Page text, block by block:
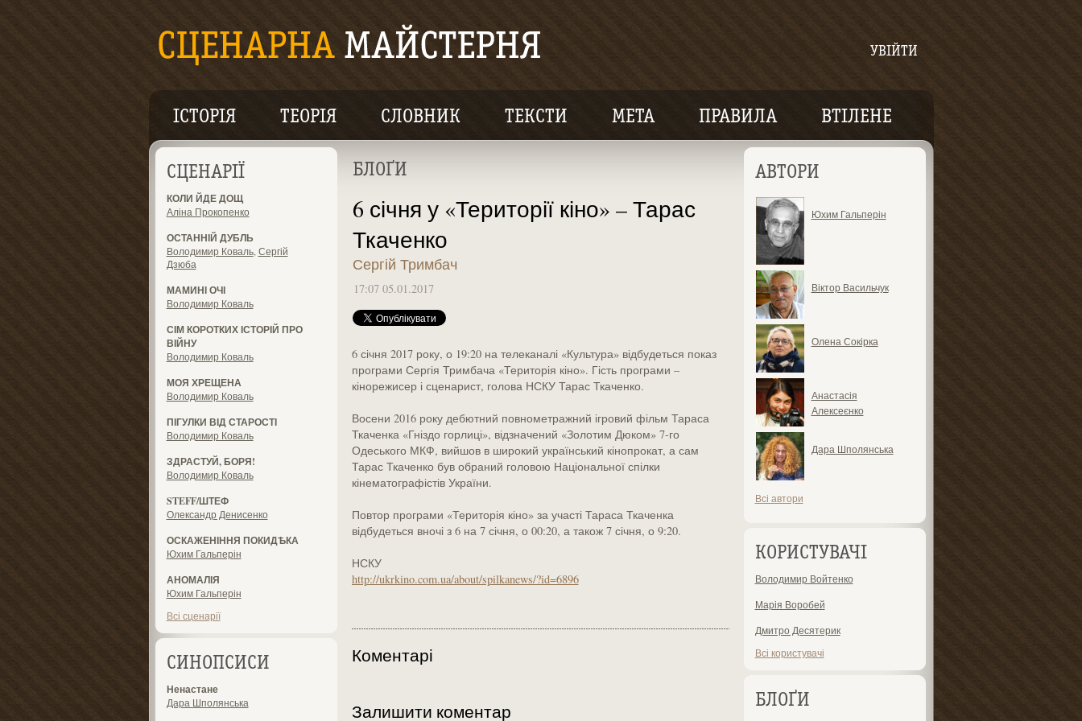
УВІЙТИ
ІСТОРІЯ ТЕОРІЯ СЛОВНИК ТЕКСТИ МЕТА ПРАВИЛА ВТІЛЕНЕ
СЦЕНАРІЇ
КОЛИ ЙДЕ ДОЩ
Аліна Прокопенко
ОСТАННІЙ ДУБЛЬ
Володимир Коваль, Сергій
Дзюба
МАМИНІ ОЧІ
Володимир Коваль
СІМ КОРОТКИХ ІСТОРІЙ ПРО
ВІЙНУ
Володимир Коваль
МОЯ ХРЕЩЕНА
Володимир Коваль
ПІГУЛКИ ВІД СТАРОСТІ
Володимир Коваль
ЗДРАСТУЙ, БОРЯ!
Володимир Коваль
STEFF/ШТЕФ
Олександр Денисенко
ОСКАЖЕНІННЯ ПОКИДѢКА
Юхим Гальперін
АНОМАЛІЯ
Юхим Гальперін
Всі сценарії
СИНОПСИСИ
Ненастане
Дара Шполянська
АВТОРИ
Юхим Гальперін
Віктор Васильчук
Олена Сокірка
Анастасія
Алексеєнко
Дара Шполянська
Всі автори
КОРИСТУВАЧІ
Володимир Войтенко
Марія Воробей
Дмитро Десятерик
Всі користувачі
БЛОҐИ
БЛОҐИ
6 січня у «Території кіно» – Тарас
Ткаченко
Сергій Тримбач
17:07 05.01.2017
6 січня 2017 року, о 19:20 на телеканалі «Культура» відбудеться показ
програми Сергія Тримбача «Територія кіно». Гість програми –
кінорежисер і сценарист, голова НСКУ Тарас Ткаченко.
Восени 2016 року дебютний повнометражний ігровий фільм Тараса
Ткаченка «Гніздо горлиці», відзначений «Золотим Дюком» 7-го
Одеського МКФ, вийшов в широкий український кінопрокат, а сам
Тарас Ткаченко був обраний головою Національної спілки
кінематографістів України.
Повтор програми «Територія кіно» за участі Тараса Ткаченка
відбудеться вночі з 6 на 7 січня, о 00:20, а також 7 січня, о 9:20.
НСКУ
http://ukrkino.com.ua/about/spilkanews/?id=6896
Коментарі
Залишити коментар